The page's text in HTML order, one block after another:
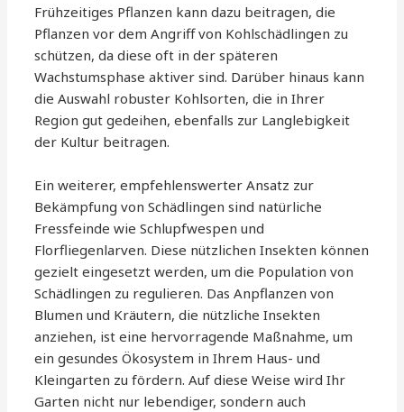
Frühzeitiges Pflanzen kann dazu beitragen, die
Pflanzen vor dem Angriff von Kohlschädlingen zu
schützen, da diese oft in der späteren
Wachstumsphase aktiver sind. Darüber hinaus kann
die Auswahl robuster Kohlsorten, die in Ihrer
Region gut gedeihen, ebenfalls zur Langlebigkeit
der Kultur beitragen.
Ein weiterer, empfehlenswerter Ansatz zur
Bekämpfung von Schädlingen sind natürliche
Fressfeinde wie Schlupfwespen und
Florfliegenlarven. Diese nützlichen Insekten können
gezielt eingesetzt werden, um die Population von
Schädlingen zu regulieren. Das Anpflanzen von
Blumen und Kräutern, die nützliche Insekten
anziehen, ist eine hervorragende Maßnahme, um
ein gesundes Ökosystem in Ihrem Haus- und
Kleingarten zu fördern. Auf diese Weise wird Ihr
Garten nicht nur lebendiger, sondern auch